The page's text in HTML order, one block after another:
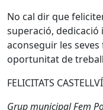
No cal dir que
superació,
aconseguir les
oportunitat de
FELICITATS
Grup municipal Fem